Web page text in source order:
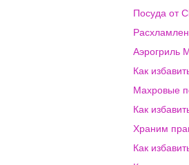
Посуда от
Аэрогриль
Как
Махровые
Как
Храним
Как